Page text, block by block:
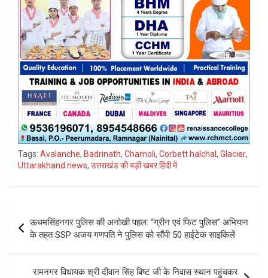
Tags: Avalanche, Badrinath, Chamoli, Corbett halchal, Glacier,
Uttarakhand news, उत्तराखंड की बड़ी खबर हिंदी में
navigation
ऊधमसिंहनगर पुलिस की अनोखी पहल: “ग्रीन एवं फिट पुलिस” अभियान
के तहत SSP अजय गणपति ने पुलिस को सौंपी 50 हाईटेक साइकिलें
रामनगर विधायक श्री दीवान सिंह बिष्ट जी के निवास स्थान पहुंचकर